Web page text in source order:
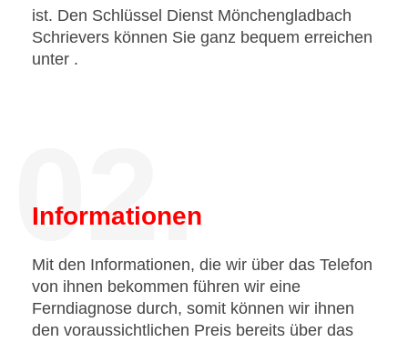
ist. Den Schlüssel Dienst Mönchengladbach
Schrievers können Sie ganz bequem erreichen
unter .
02.
Informationen
Mit den Informationen, die wir über das Telefon
von ihnen bekommen führen wir eine
Ferndiagnose durch, somit können wir ihnen
den voraussichtlichen Preis bereits über das